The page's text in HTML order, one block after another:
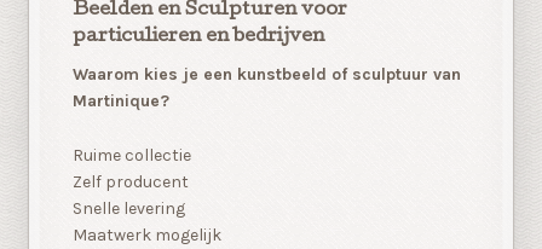
Beelden en Sculpturen voor
particulieren en bedrijven
Waarom kies je een kunstbeeld of sculptuur van
Martinique?
Ruime collectie
Zelf producent
Snelle levering
Maatwerk mogelijk